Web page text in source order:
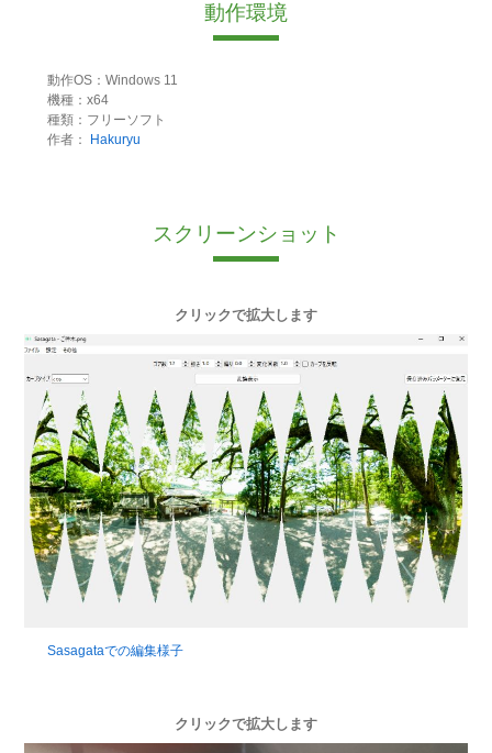
動作環境
動作OS：Windows 11
機種：x64
種類：フリーソフト
作者：
Hakuryu
スクリーンショット
クリックで拡大します
Sasagataでの編集様子
クリックで拡大します